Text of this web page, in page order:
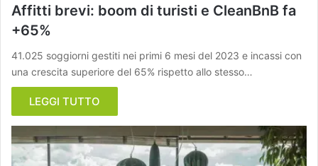
Affitti brevi: boom di turisti e CleanBnB fa
+65%
41.025 soggiorni gestiti nei primi 6 mesi del 2023 e incassi con
una crescita superiore del 65% rispetto allo stesso…
LEGGI TUTTO